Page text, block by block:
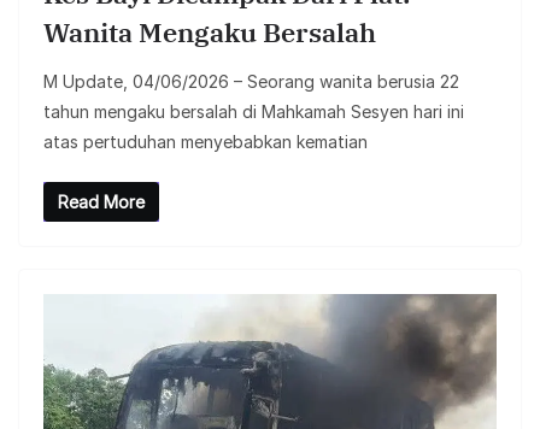
Wanita Mengaku Bersalah
M Update, 04/06/2026 – Seorang wanita berusia 22
tahun mengaku bersalah di Mahkamah Sesyen hari ini
atas pertuduhan menyebabkan kematian
Read More